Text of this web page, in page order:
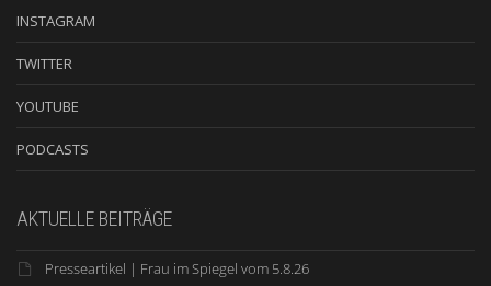
INSTAGRAM
TWITTER
YOUTUBE
PODCASTS
AKTUELLE BEITRÄGE
Presseartikel | Frau im Spiegel vom 5.8.26